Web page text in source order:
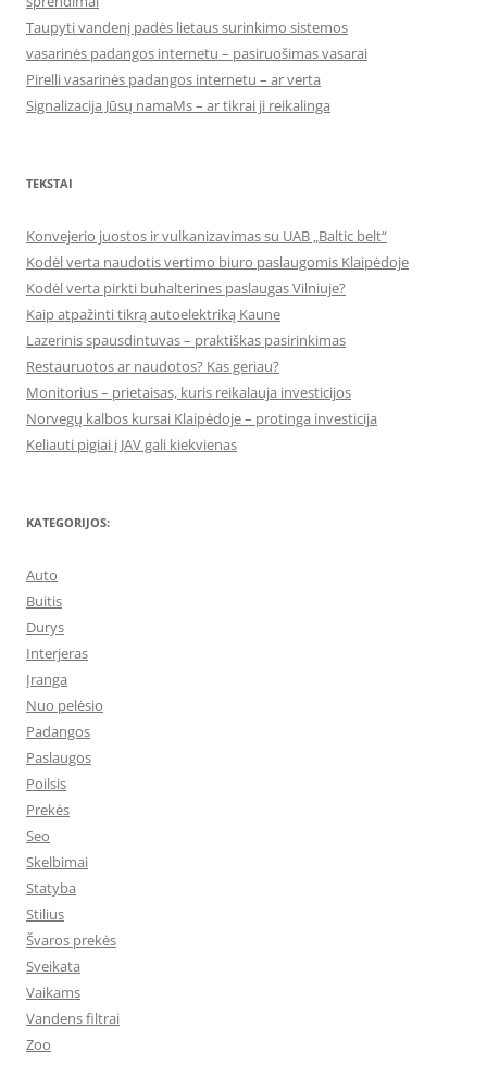
Taupyti vandenį padės lietaus surinkimo sistemos
vasarinės padangos internetu – pasiruošimas vasarai
Pirelli vasarinės padangos internetu – ar verta
Signalizacija Jūsų namaMs – ar tikrai ji reikalinga
TEKSTAI
Konvejerio juostos ir vulkanizavimas su UAB „Baltic belt“
Kodėl verta naudotis vertimo biuro paslaugomis Klaipėdoje
Kodėl verta pirkti buhalterines paslaugas Vilniuje?
Kaip atpažinti tikrą autoelektriką Kaune
Lazerinis spausdintuvas – praktiškas pasirinkimas
Restauruotos ar naudotos? Kas geriau?
Monitorius – prietaisas, kuris reikalauja investicijos
Norvegų kalbos kursai Klaipėdoje – protinga investicija
Keliauti pigiai į JAV gali kiekvienas
KATEGORIJOS:
Auto
Buitis
Durys
Interjeras
Įranga
Nuo pelėsio
Padangos
Paslaugos
Poilsis
Prekės
Seo
Skelbimai
Statyba
Stilius
Švaros prekės
Sveikata
Vaikams
Vandens filtrai
Zoo